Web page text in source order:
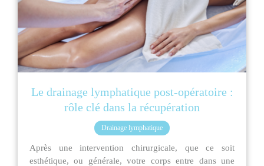
Le drainage lymphatique post-opératoire :
rôle clé dans la récupération
Drainage lymphatique
Après une intervention chirurgicale, que ce soit
esthétique, ou générale, votre corps entre dans une